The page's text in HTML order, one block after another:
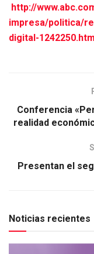
http://
impresa/politica/
digital-
Conferencia
realidad
Presentan el
Noticias recientes